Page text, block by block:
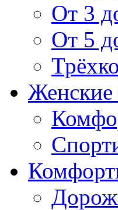
От 3
От 5
Женские